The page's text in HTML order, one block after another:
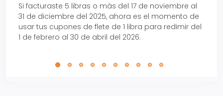
Si facturaste 5 libras o más del 17 de noviembre al
31 de diciembre del 2025, ahora es el momento de
usar tus cupones de flete de 1 libra para redimir del
1 de febrero al 30 de abril del 2026.